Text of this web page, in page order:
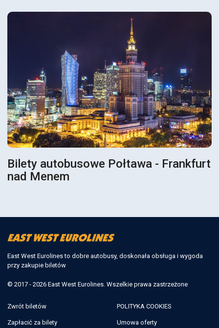
Bilety autobusowe Połtawa - Frankfurt
nad Menem
East West Eurolines to dobre autobusy, doskonała obsługa i wygoda
przy zakupie biletów
© 2017 - 2026 East West Eurolines. Wszelkie prawa zastrzeżone
Zwrót biletów
Zapłacić za bilety
POLITYKA COOKIES
Umowa oferty